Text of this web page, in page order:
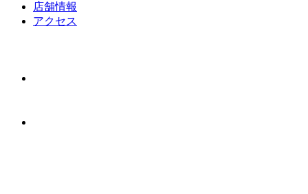
店舗情報
アクセス